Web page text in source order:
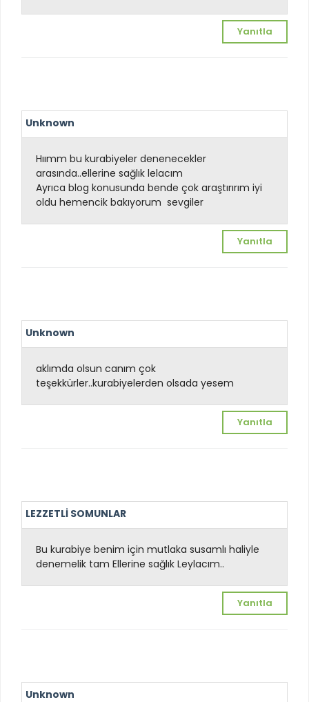
Yanıtla
Unknown
Hıımm bu kurabiyeler denenecekler
arasında..ellerine sağlık lelacım
Ayrıca blog konusunda bende çok araştırırım iyi
oldu hemencik bakıyorum sevgiler
Yanıtla
Unknown
aklımda olsun canım çok
teşekkürler..kurabiyelerden olsada yesem
Yanıtla
LEZZETLİ SOMUNLAR
Bu kurabiye benim için mutlaka susamlı haliyle
denemelik tam Ellerine sağlık Leylacım..
Yanıtla
Unknown